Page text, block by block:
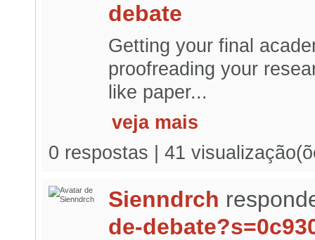
debate
Getting your final
proofreading your
like paper...
veja mais
0 respostas | 41
Sienndrch
de-